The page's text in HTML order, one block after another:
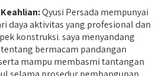
Qyusi Persada mempunyai
daya aktivitas yang profesional dan
konstruksi. saya menyandang
bermacam pandangan
mampu membasmi tantangan